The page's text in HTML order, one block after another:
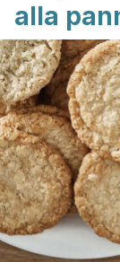
alla